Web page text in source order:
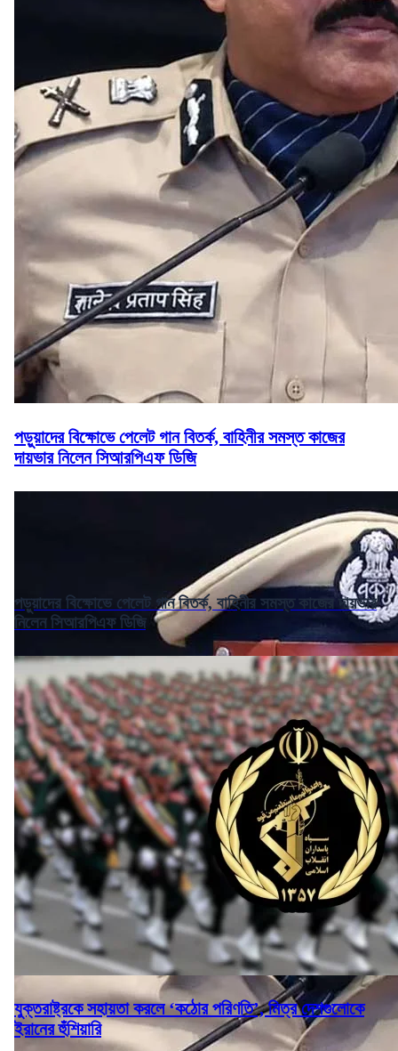
পড়ুয়াদের বিক্ষোভে পেলেট গান বিতর্ক, বাহিনীর সমস্ত কাজের
দায়ভার নিলেন সিআরপিএফ ডিজি
পড়ুয়াদের বিক্ষোভে পেলেট গান বিতর্ক, বাহিনীর সমস্ত কাজের দায়ভার
নিলেন সিআরপিএফ ডিজি
যুক্তরাষ্ট্রকে সহায়তা করলে ‘কঠোর পরিণতি’, মিত্র দেশগুলোকে
ইরানের হুঁশিয়ারি